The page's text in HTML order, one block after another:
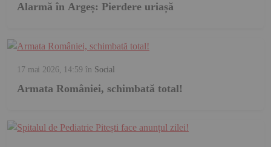
Alarmă în Argeș: Pierdere uriașă
17 mai 2026, 14:59 în Social
Armata României, schimbată total!